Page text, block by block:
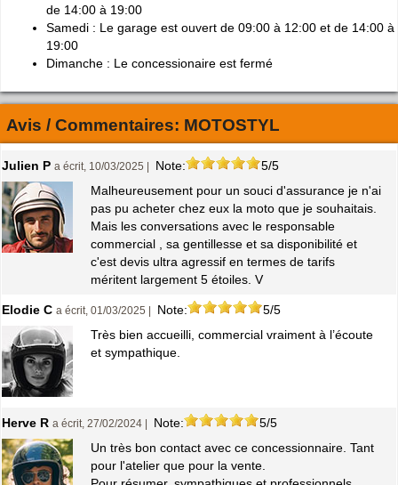
de 14:00 à 19:00
Samedi : Le garage est ouvert de 09:00 à 12:00 et de 14:00 à
19:00
Dimanche : Le concessionaire est fermé
Avis / Commentaires: MOTOSTYL
Julien P a écrit, 10/03/2025 | Note:
5/5
Malheureusement pour un souci d'assurance je n'ai
pas pu acheter chez eux la moto que je souhaitais.
Mais les conversations avec le responsable
commercial , sa gentillesse et sa disponibilité et
c'est devis ultra agressif en termes de tarifs
méritent largement 5 étoiles. V
Elodie C a écrit, 01/03/2025 | Note:
5/5
Très bien accueilli, commercial vraiment à l’écoute
et sympathique.
Herve R a écrit, 27/02/2024 | Note:
5/5
Un très bon contact avec ce concessionnaire. Tant
pour l'atelier que pour la vente.